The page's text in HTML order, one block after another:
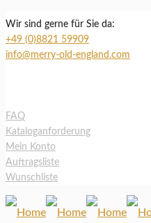
Wir sind gerne für Sie da:
+49 (0)8821 59909
info@merry-old-england.com
FAQ
Kataloganforderung
Mein Konto
Auftragsliste
Wunschliste